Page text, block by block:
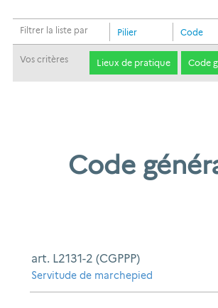
Filtrer la liste par Pilier Code
Vos critères Lieux de pratique Code
Code
art. L2131-2 (CGPPP)
Servitude de marchepied